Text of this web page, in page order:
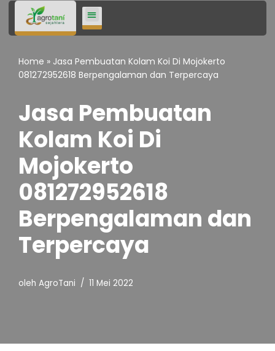
Lompat
konten
Home » Jasa Pembuatan Kolam Koi Di Mojokerto
081272952618 Berpengalaman dan Terpercaya
Jasa Pembuatan
Kolam Koi Di
Mojokerto
081272952618
Berpengalaman dan
Terpercaya
oleh AgroTani 11 Mei 2022